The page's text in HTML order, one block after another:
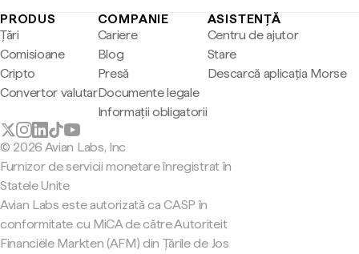
PRODUS
Țări
Comisioane
Cripto
Convertor valutar
COMPANIE
Cariere
Blog
Presă
Documente legale
Informații obligatorii
ASISTENȚĂ
Centru de ajutor
Stare
Descarcă aplicația Morse
© 2026 Avian Labs, Inc
Furnizor de servicii monetare înregistrat în
Statele Unite
Avian Labs este autorizată ca CASP în
conformitate cu MiCA de către Autoriteit
Financiële Markten (AFM) din Țările de Jos